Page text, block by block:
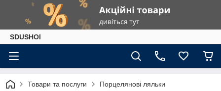
SDUSHOI
Товари та послуги Порцелянові ляльки